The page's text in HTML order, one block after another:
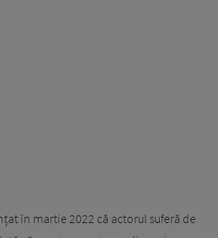
în martie 2022 că actorul suferă de